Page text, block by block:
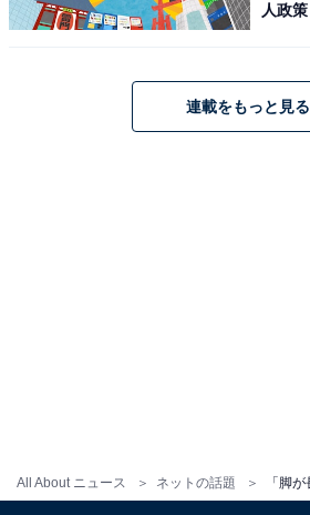
All About ニュース ネットの話題
人政策
連載をもっと見る